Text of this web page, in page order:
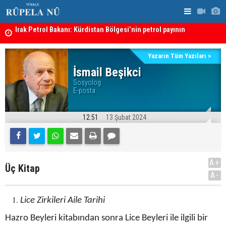
artırılmasının önünde bir engel yok
Süleymaniye’de Komele karargahına saldırı
sonuçlar
İsmail Beşikci
Sosyolog
E-posta:
Yazarın Tüm Yazıları >
12:51 13 Şubat 2024
Üç Kitap
A+
A-
Lice Zirkileri Aile Tarihi
Hazro Beyleri kitabından sonra Lice Beyleri ile ilgili bir